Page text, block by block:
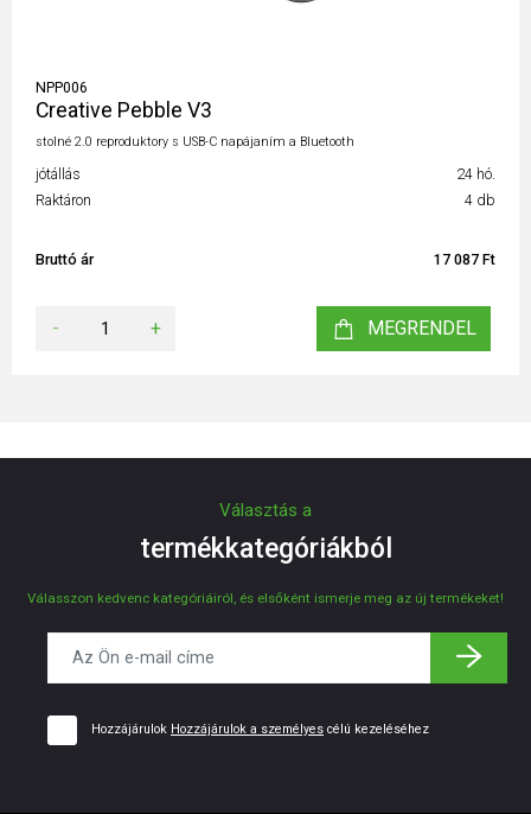
NPP006
Creative Pebble V3
stolné 2.0 reproduktory s USB-C napájaním a Bluetooth
jótállás
24 hó.
Raktáron
4 db
Bruttó ár 17 087 Ft
- + MEGRENDEL
Választás a
termékkategóriákból
Válasszon kedvenc kategóriáiról, és elsőként ismerje meg az új termékeket!
Hozzájárulok Hozzájárulok a személyes célú kezeléséhez